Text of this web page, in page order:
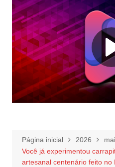
Página inicial 2026
Você já experimentou
artesanal centenário feito no